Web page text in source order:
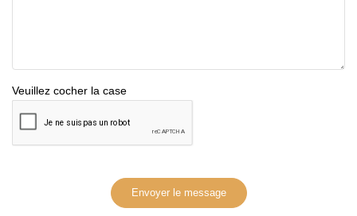
Veuillez cocher la case
Envoyer le message